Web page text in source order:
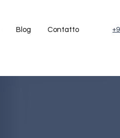
Blog Contatto